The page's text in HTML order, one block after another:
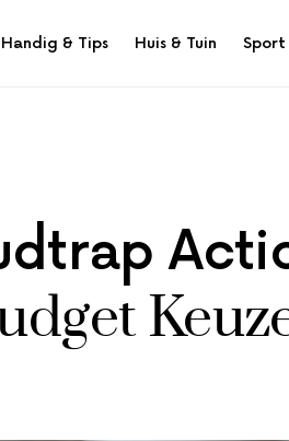
Handig & Tips Huis & Tuin Sport